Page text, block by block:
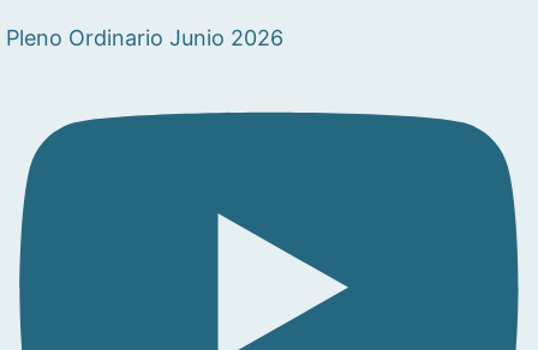
Pleno Ordinario Junio 2026